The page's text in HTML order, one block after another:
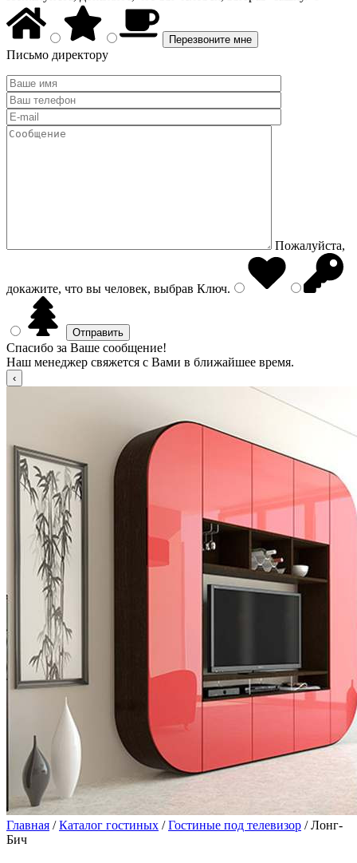
Письмо директору
Пожалуйста,
докажите, что вы человек, выбрав Ключ.
Спасибо за Ваше сообщение!
Наш менеджер свяжется с Вами в ближайшее время.
Главная /Каталог гостиных /Гостиные под телевизор / Лонг-
Бич